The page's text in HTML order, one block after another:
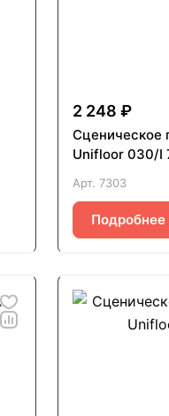
2 248 ₽
Сценическое
Unifloor 030/I
Арт. 7303
Подробнее